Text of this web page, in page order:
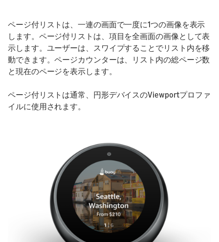
ページ付リストは、一連の画面で一度に1つの画像を表示
します。ページ付リストは、項目を全画面の画像として表
示します。ユーザーは、スワイプすることでリスト内を移
動できます。ページカウンターは、リスト内の総ページ数
と現在のページを表示します。
ページ付リストは通常、円形デバイスのViewportプロファ
イルに使用されます。